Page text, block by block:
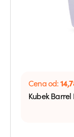
Cena od:
Kubek Barrel